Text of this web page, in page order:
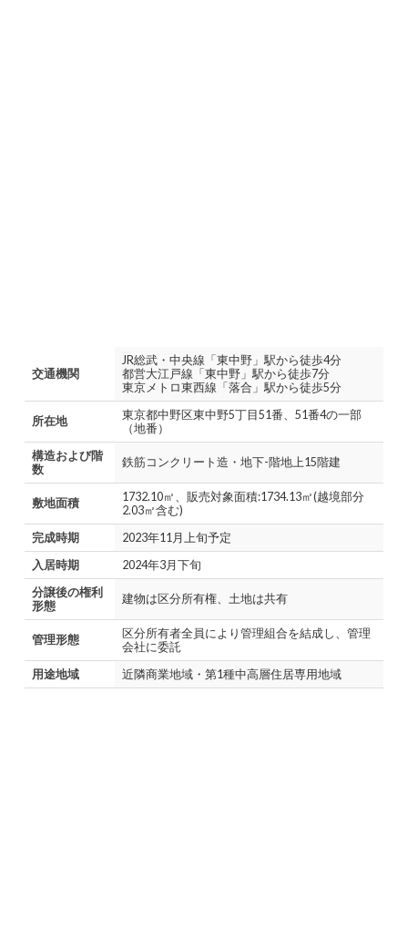
交通機関
JR総武・中央線「東中野」駅から徒歩4分
都営大江戸線「東中野」駅から徒歩7分
東京メトロ東西線「落合」駅から徒歩5分
所在地
東京都中野区東中野5丁目51番、51番4の一部
（地番）
構造および階
数
鉄筋コンクリート造・地下-階地上15階建
敷地面積
1732.10㎡、販売対象面積:1734.13㎡(越境部分
2.03㎡含む)
完成時期
2023年11月上旬予定
入居時期
2024年3月下旬
分譲後の権利
形態
建物は区分所有権、土地は共有
管理形態
区分所有者全員により管理組合を結成し、管理
会社に委託
用途地域
近隣商業地域・第1種中高層住居専用地域